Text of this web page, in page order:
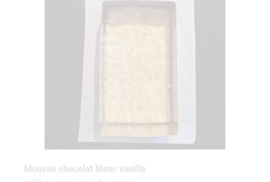
Mousse chocolat blanc vanille